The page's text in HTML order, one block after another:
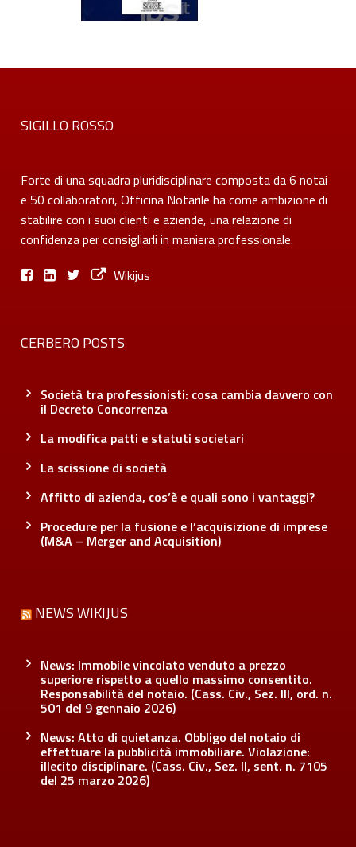
SIGILLO ROSSO
Forte di una squadra pluridisciplinare composta da 6 notai
e 50 collaboratori, Officina Notarile ha come ambizione di
stabilire con i suoi clienti e aziende, una relazione di
confidenza per consigliarli in maniera professionale.
Wikijus
CERBERO POSTS
Società tra professionisti: cosa cambia davvero con
il Decreto Concorrenza
La modifica patti e statuti societari
La scissione di società
Affitto di azienda, cos’è e quali sono i vantaggi?
Procedure per la fusione e l’acquisizione di imprese
(M&A – Merger and Acquisition)
NEWS WIKIJUS
News: Immobile vincolato venduto a prezzo
superiore rispetto a quello massimo consentito.
Responsabilità del notaio. (Cass. Civ., Sez. III, ord. n.
501 del 9 gennaio 2026)
News: Atto di quietanza. Obbligo del notaio di
effettuare la pubblicità immobiliare. Violazione:
illecito disciplinare. (Cass. Civ., Sez. II, sent. n. 7105
del 25 marzo 2026)